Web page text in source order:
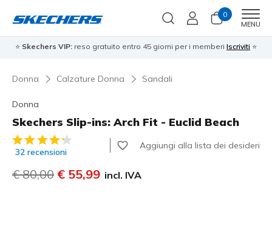
0
MENU
⭐ Skechers VIP: reso gratuito entro 45 giorni per i memberi Iscriviti ⭐
Donna Calzature Donna Sandali
Donna
Skechers Slip-ins: Arch Fit - Euclid Beach
Valutazione cliente 3,3 su 5
32 recensioni
Aggiungi alla lista dei desideri
Prezzo ridotto da
€ 80,00 per
€ 55,99 incl. IVA